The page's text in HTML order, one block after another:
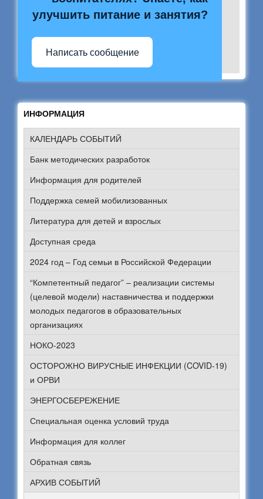
улучшить питание и занятия?
Написать сообщение
ИНФОРМАЦИЯ
КАЛЕНДАРЬ СОБЫТИЙ
Банк методических разработок
Информация для родителей
Поддержка семей мобилизованных
Литература для детей и взрослых
Доступная среда
2024 год – Год семьи в Российской Федерации
“Компетентный педагог” – реализации системы
(целевой модели) наставничества и поддержки
молодых педагогов в образовательных
организациях
НОКО-2023
ОСТОРОЖНО ВИРУСНЫЕ ИНФЕКЦИИ (COVID-19)
и ОРВИ
ЭНЕРГОСБЕРЕЖЕНИЕ
Специальная оценка условий труда
Информация для коллег
Обратная связь
АРХИВ СОБЫТИЙ